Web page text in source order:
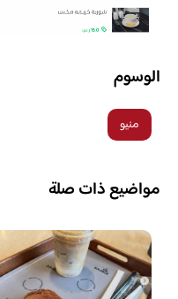
الوسوم
منيو
مواضيع ذات صلة